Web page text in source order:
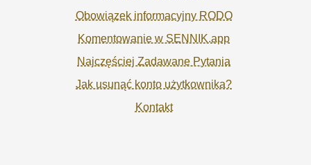
Obowiązek informacyjny RODO
Komentowanie w SENNIK.app
Najczęściej Zadawane Pytania
Jak usunąć konto użytkownika?
Kontakt